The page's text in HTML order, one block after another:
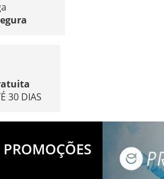
30 DIAS